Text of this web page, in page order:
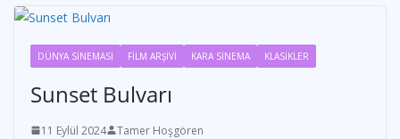
DÜNYA SİNEMASI FİLM ARŞİVİ KARA SİNEMA KLASİKLER
Sunset Bulvarı
11 Eylül 2024 Tamer Hoşgören